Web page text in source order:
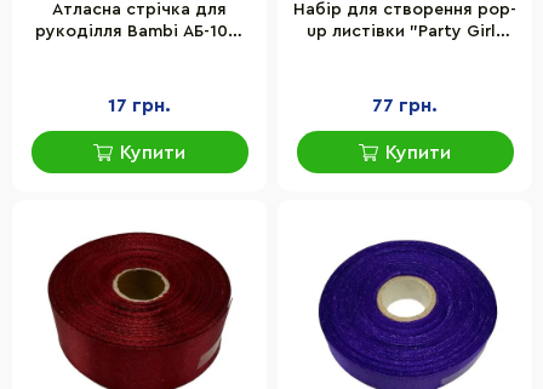
Атласна стрічка для
рукоділля Bambi АБ-104,
17 грн.
Купити
Набір для створення pop-
up листівки "Party Girl"
77 грн.
Купити